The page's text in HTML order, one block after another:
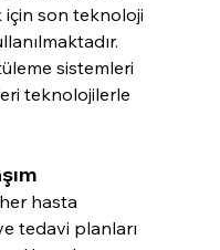
son teknoloji
sistemleri
teknolojilerle
hasta
tedavi planları